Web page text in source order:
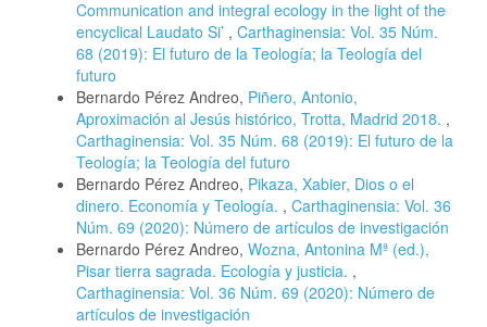
Communication and integral ecology in the light of the
encyclical Laudato Si’ , Carthaginensia: Vol. 35 Núm.
68 (2019): El futuro de la Teología; la Teología del
futuro
Bernardo Pérez Andreo, Piñero, Antonio,
Aproximación al Jesús histórico, Trotta, Madrid 2018. ,
Carthaginensia: Vol. 35 Núm. 68 (2019): El futuro de la
Teología; la Teología del futuro
Bernardo Pérez Andreo, Pikaza, Xabier, Dios o el
dinero. Economía y Teología. , Carthaginensia: Vol. 36
Núm. 69 (2020): Número de artículos de investigación
Bernardo Pérez Andreo, Wozna, Antonina Mª (ed.),
Pisar tierra sagrada. Ecología y justicia. ,
Carthaginensia: Vol. 36 Núm. 69 (2020): Número de
artículos de investigación